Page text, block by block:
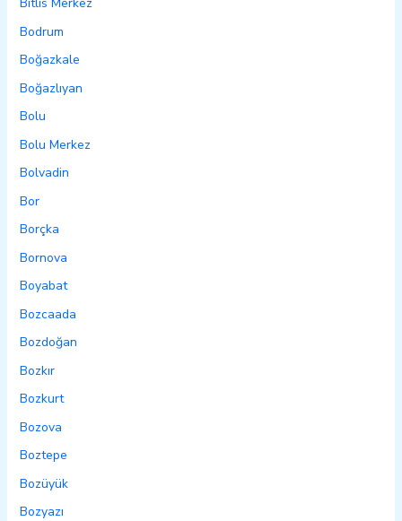
Bodrum
Boğazkale
Boğazlıyan
Bolu
Bolu Merkez
Bolvadin
Bor
Borçka
Bornova
Boyabat
Bozcaada
Bozdoğan
Bozkır
Bozkurt
Bozova
Boztepe
Bozüyük
Bozyazı